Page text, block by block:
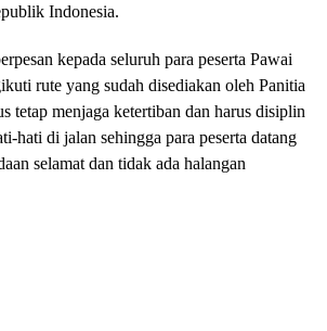
Indonesia.
kepada seluruh para peserta Pawai
rute yang sudah disediakan oleh Panitia
tetap menjaga ketertiban dan harus disiplin
hati di jalan sehingga para peserta datang
selamat dan tidak ada halangan